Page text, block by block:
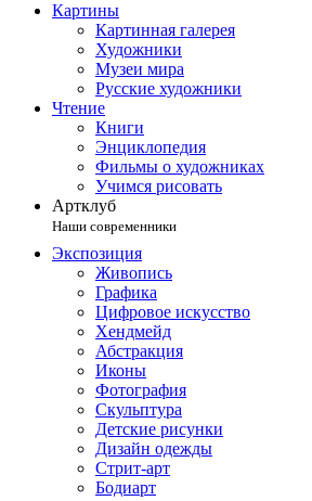
Картины
Картинная галерея
Художники
Музеи мира
Русские художники
Чтение
Книги
Энциклопедия
Фильмы о художниках
Учимся рисовать
Артклуб
Наши современники
Экспозиция
Живопись
Графика
Цифровое искусство
Хендмейд
Абстракция
Иконы
Фотография
Скульптура
Детские рисунки
Дизайн одежды
Стрит-арт
Бодиарт